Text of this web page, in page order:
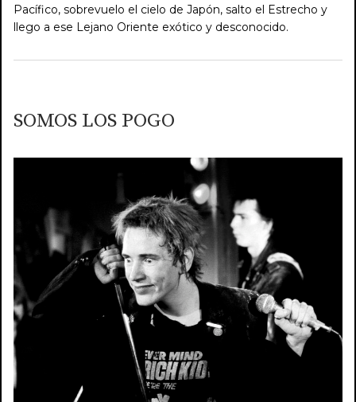
Pacífico, sobrevuelo el cielo de Japón, salto el Estrecho y
llego a ese Lejano Oriente exótico y desconocido.
SOMOS LOS POGO